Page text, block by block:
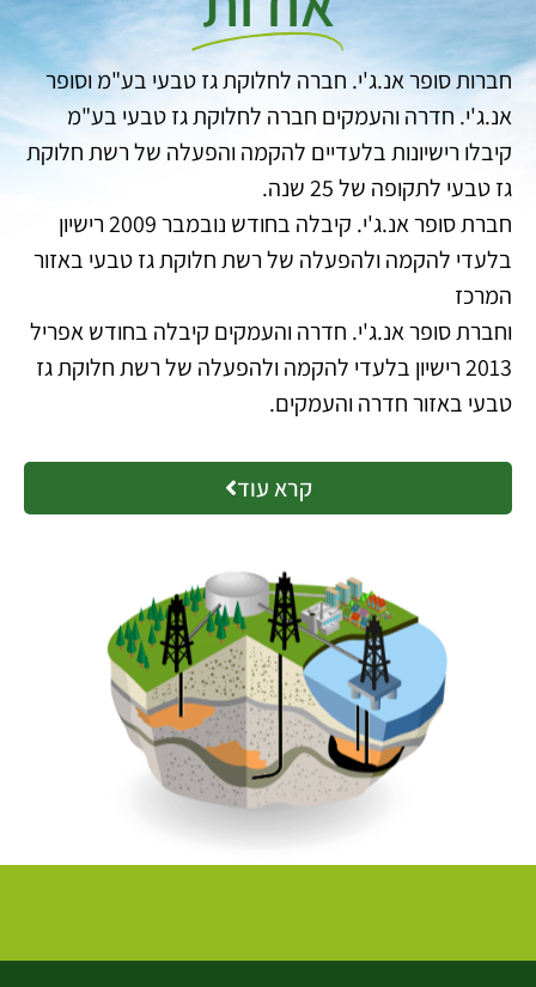
חברות סופר אנ.ג'י. חברה לחלוקת גז טבעי בע"מ וסופר
אנ.ג'י. חדרה והעמקים חברה לחלוקת גז טבעי בע"מ
קיבלו רישיונות בלעדיים להקמה והפעלה של רשת חלוקת
גז טבעי לתקופה של 25 שנה.
חברת סופר אנ.ג'י. קיבלה בחודש נובמבר 2009 רישיון
בלעדי להקמה ולהפעלה של רשת חלוקת גז טבעי באזור
המרכז
וחברת סופר אנ.ג'י. חדרה והעמקים קיבלה בחודש אפריל
2013 רישיון בלעדי להקמה ולהפעלה של רשת חלוקת גז
טבעי באזור חדרה והעמקים.
קרא עוד